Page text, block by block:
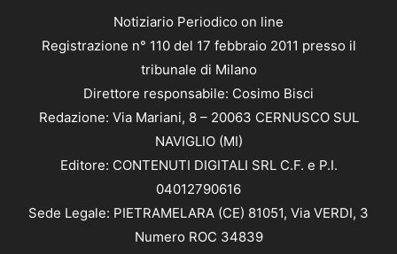
Notiziario Periodico on line
Registrazione n° 110 del 17 febbraio 2011 presso il
tribunale di Milano
Direttore responsabile: Cosimo Bisci
Redazione: Via Mariani, 8 – 20063 CERNUSCO SUL
NAVIGLIO (MI)
Editore: CONTENUTI DIGITALI SRL C.F. e P.I.
04012790616
Sede Legale: PIETRAMELARA (CE) 81051, Via VERDI, 3
Numero ROC 34839